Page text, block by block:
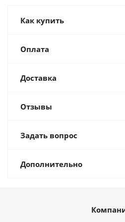
Как купить
Оплата
Доставка
Отзывы
Задать вопрос
Дополнительно